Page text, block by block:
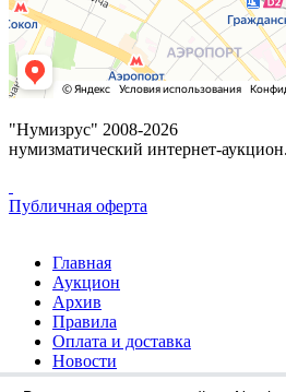
"Нумизрус" 2008-2026
нумизматический интернет-аукцион.
Публичная оферта
Главная
Аукцион
Архив
Правила
Оплата и доставка
Новости
Избранное